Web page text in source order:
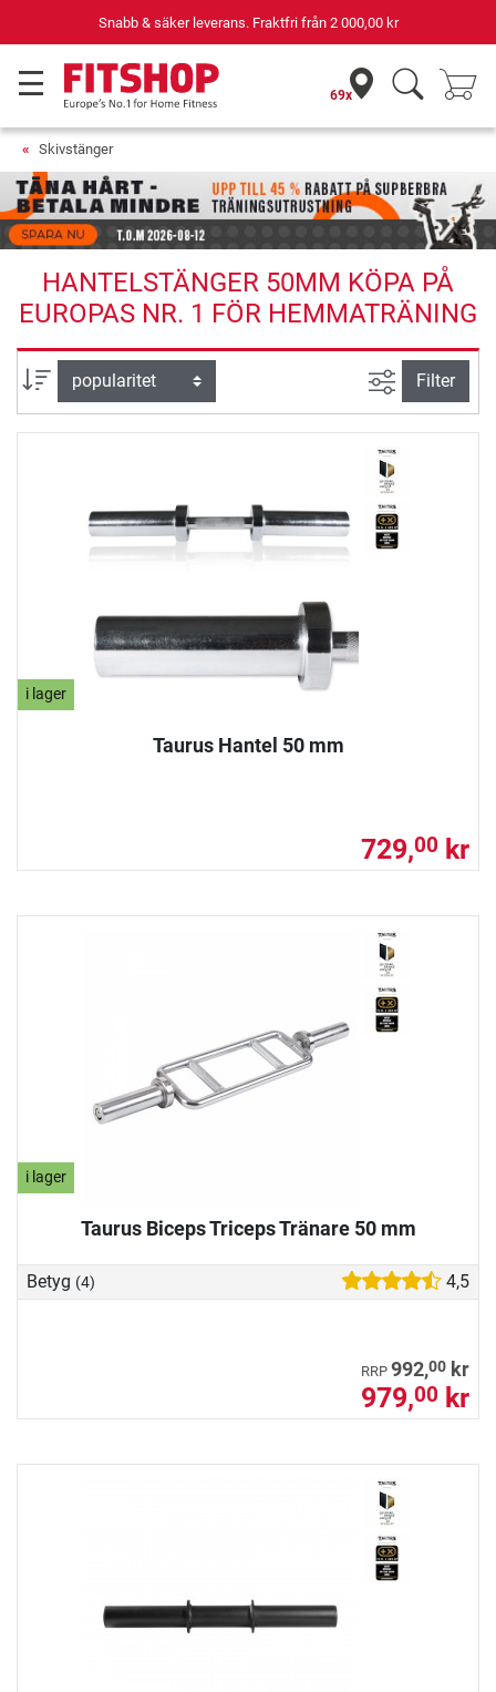
Snabb & säker leverans. Fraktfri från 2 000,00 kr
69x
Skivstänger
HANTELSTÄNGER 50MM KÖPA PÅ
EUROPAS NR. 1 FÖR HEMMATRÄNING
sortera efter Avancerad
Filter
i lager
Taurus Hantel 50 mm
729,00 kr
i lager
Taurus Biceps Triceps Tränare 50 mm
Betyg (4) 4,5
RRP 992,00 kr
979,00 kr